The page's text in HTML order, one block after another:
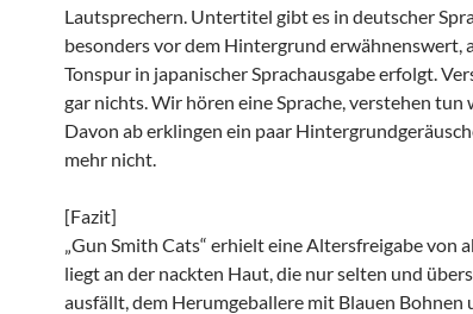
Lautsprechern. Untertitel gibt es in deutscher
besonders vor dem Hintergrund erwähnenswert,
Tonspur in japanischer Sprachausgabe erfolgt.
gar nichts. Wir hören eine Sprache, verstehen tun
Davon ab erklingen ein paar
mehr nicht.
[Fazit]
„Gun Smith Cats“ erhielt eine Altersfreigabe von
liegt an der nackten Haut, die nur selten und
ausfällt, dem Herumgeballere mit Blauen Bohnen